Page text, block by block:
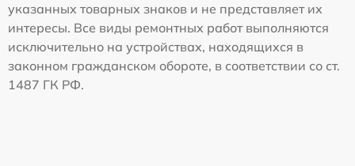
указанных товарных знаков и не представляет их
интересы. Все виды ремонтных работ выполняются
исключительно на устройствах, находящихся в
законном гражданском обороте, в соответствии со ст.
1487 ГК РФ.